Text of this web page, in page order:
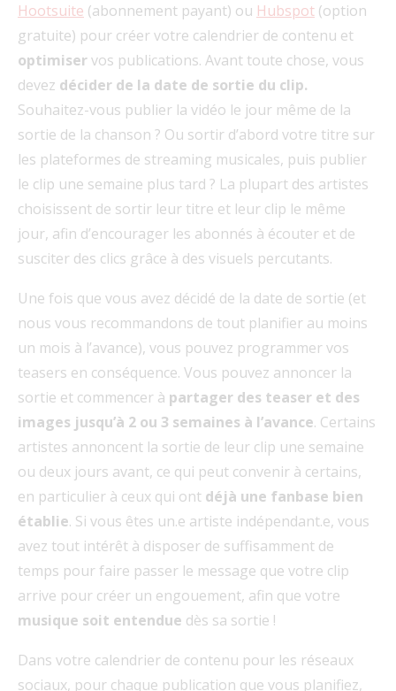
Hootsuite (abonnement payant) ou Hubspot (option
gratuite) pour créer votre calendrier de contenu et
optimiservos publications. Avant toute chose, vous
devez décider de la date de sortie du clip.
Souhaitez-vous publier la vidéo le jour même de la
sortie de la chanson ? Ou sortir d’abord votre titre sur
les plateformes de streaming musicales, puis publier
le clip une semaine plus tard ? La plupart des artistes
choisissent de sortir leur titre et leur clip le même
jour, afin d’encourager les abonnés à écouter et de
susciter des clics grâce à des visuels percutants.
Une fois que vous avez décidé de la date de sortie (et
nous vous recommandons de tout planifier au moins
un mois à l’avance), vous pouvez programmer vos
teasers en conséquence. Vous pouvez annoncer la
sortie et commencer à partager des teaser et des
images jusqu’à 2 ou 3 semaines à l’avance. Certains
artistes annoncent la sortie de leur clip une semaine
ou deux jours avant, ce qui peut convenir à certains,
en particulier à ceux qui ont déjà une fanbase bien
établie. Si vous êtes un.e artiste indépendant.e, vous
avez tout intérêt à disposer de suffisamment de
temps pour faire passer le message que votre clip
arrive pour créer un engouement, afin que votre
musique soit entendue dès sa sortie !
Dans votre calendrier de contenu pour les réseaux
sociaux, pour chaque publication que vous planifiez,